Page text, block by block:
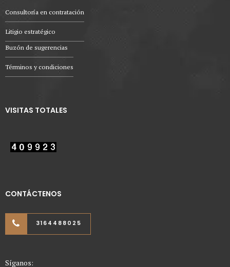
Consultoría en contratación
Litigio estratégico
Buzón de sugerencias
Términos y condiciones
VISITAS TOTALES
CONTÁCTENOS
3164488025
Síganos: